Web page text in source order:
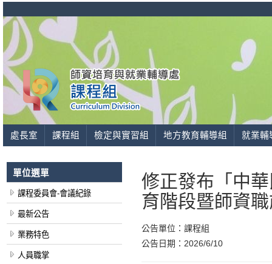
處長室 課程組 檢定與實習組 地方教育輔導組 就業輔
單位選單
課程委員會-會議紀錄
最新公告
業務特色
人員職掌
修正發布「中
育階段暨師資
公告單位： 課程組
公告日期： 2026/6/10